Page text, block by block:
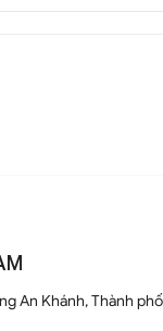
An Khánh, Thành